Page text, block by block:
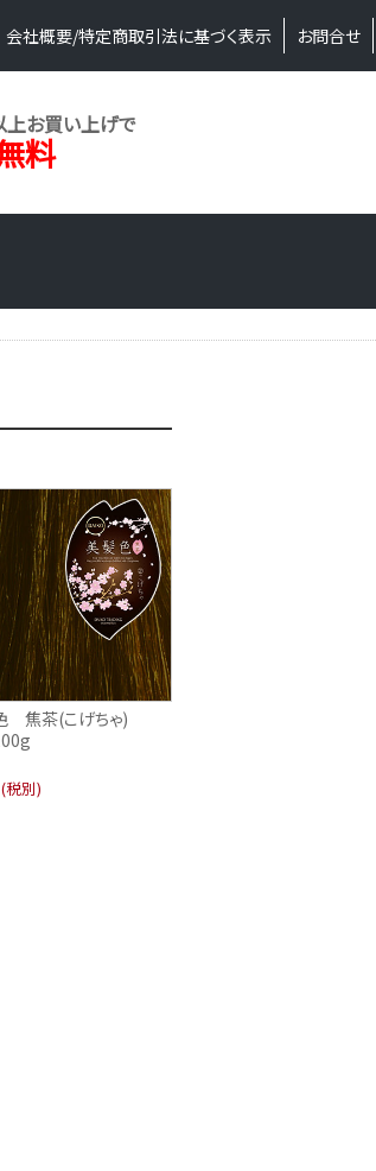
会社概要/特定商取引法に基づく表示 お問合せ
上お買い上げで
料
焦茶(こげちゃ)
(税別)